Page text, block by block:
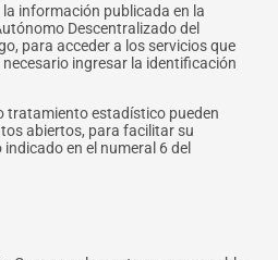
información publicada en la
Descentralizado del
para acceder a los servicios que
ingresar la identificación
tratamiento estadístico pueden
abiertos, para facilitar su
en el numeral 6 del